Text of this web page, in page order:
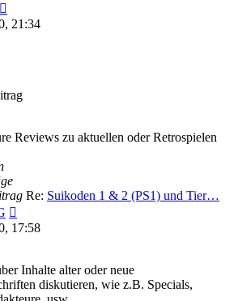
Beitrag
21:34
Reviews zu aktuellen oder Retrospielen
Re: Suikoden 1 & 2 (PS1) und Tier…
Beitrag
17:58
Inhalte alter oder neue
diskutieren, wie z.B. Specials,